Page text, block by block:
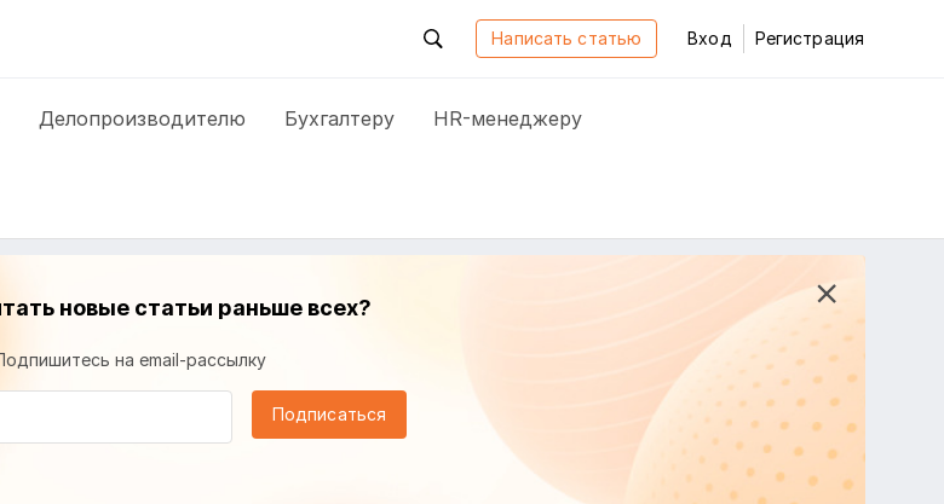
Написать статью Вход Регистрация
Делопроизводителю Бухгалтеру HR-менеджеру
новые статьи раньше всех?
на email-рассылку
Подписаться